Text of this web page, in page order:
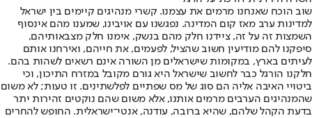
שוב הוכח שאנחנו מרמים את עצמנו. קשרי מנהיגים קיימים בין ישראל
למדינות ערב מאז קום המדינה. נפגשנו עם אויבינו, שמענו מהם אינסוף
השמצות זה על זה, ציידנו חלק מהם בנשק, אימנו חלק מצבאותיהם,
סיפקנו להם מודיעין חשוב שהציל, לפעמים, את חייהם, ואירחנו אותם
לעיתים בארץ, במקומות שישראלים מן השורה אינם רשאים לשהות בהם.
חלקנו הורגל כבר לחשוב שישראל היא גורם מקובל במזרח התיכון, וכי
ביטויי האיבה אליה הם סוג של מס שפתיים לפלשתינים. זו טעות; לא משום
שהמנהיגים הערבים מרמים אותנו, אלא משום שהם נוקטים זהירות יתר
בדעת הקהל שלהם, שהיא ברובה, עודנה, אנטי־ישראלית. החופש להחרים